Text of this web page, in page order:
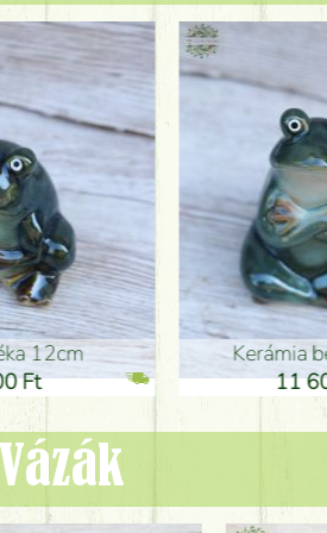
Kerámia béka 12cm
11 600 Ft
Vázák